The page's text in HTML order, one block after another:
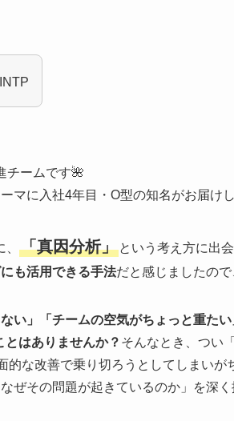
チームです🌺
マに入社4年目・O型の知名がお届けし
「真因分析」 という考え方に出会
も活用できる手法だと感じましたの
ない」「チームの空気がちょっと重た
はありませんか？ そんなとき、つい
的な改善で乗り切ろうとしてしまいが
ぜその問題が起きているのか」を深く